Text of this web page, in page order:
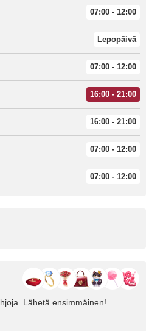
07:00 - 12:00
Lepopäivä
07:00 - 12:00
16:00 - 21:00
16:00 - 21:00
07:00 - 12:00
07:00 - 12:00
Lähetä ensimmäinen!